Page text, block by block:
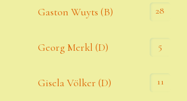
Gaston Wuyts (B) 28
Georg Merkl (D) 5
Gisela Völker (D) 11